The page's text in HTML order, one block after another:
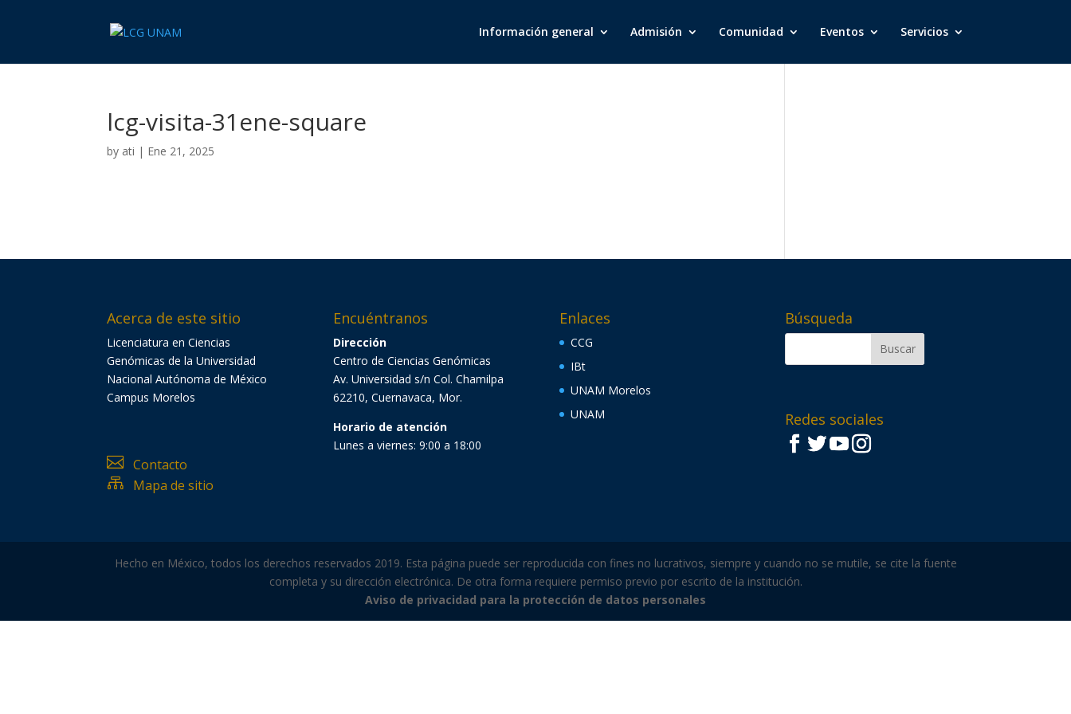
Información general Admisión Comunidad Eventos Servicios
lcg-visita-31ene-square
by ati | Ene 21, 2025
Acerca de este sitio
Licenciatura en Ciencias
Genómicas de la Universidad
Nacional Autónoma de México
Campus Morelos
 Contacto
 Mapa de sitio
Encuéntranos
Dirección
Centro de Ciencias Genómicas
Av. Universidad s/n Col. Chamilpa
62210, Cuernavaca, Mor.
Horario de atención
Lunes a viernes: 9:00 a 18:00
Enlaces
CCG
IBt
UNAM Morelos
UNAM
Búsqueda
Redes sociales
Hecho en México, todos los derechos reservados 2019. Esta página puede ser reproducida con fines no lucrativos, siempre y cuando no se mutile, se cite la fuente
completa y su dirección electrónica. De otra forma requiere permiso previo por escrito de la institución.
Aviso de privacidad para la protección de datos personales